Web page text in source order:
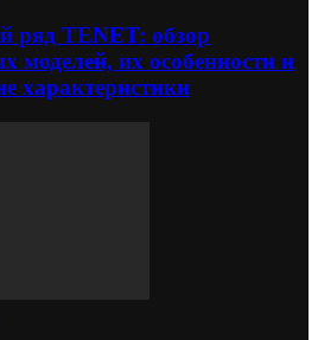
ряд TENET: обзор
моделей, их особенности и
характеристики